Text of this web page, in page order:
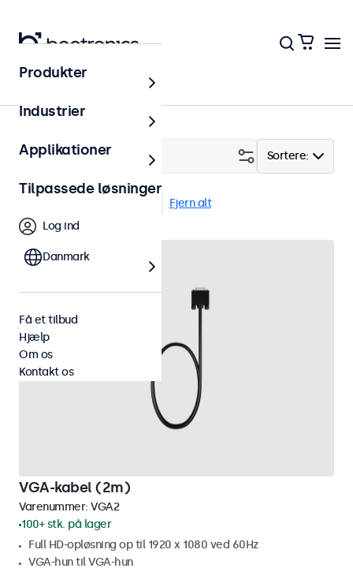
Tilbehør
Sortere:
Filter (5)
Fjern alt
VGA-kabel (2m)
Varenummer: VGA2
100+ stk. på lager
Full HD-opløsning op til 1920 x 1080 ved 60Hz
VGA-hun til VGA-hun
Produkter
Industrier
Applikationer
Tilpassede løsninger
Log ind
Danmark
Få et tilbud
Hjælp
Om os
Kontakt os